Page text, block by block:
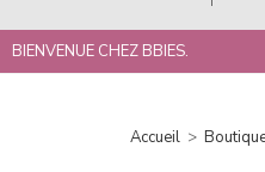
BIENVENUE CHEZ BBIES.
Accueil >